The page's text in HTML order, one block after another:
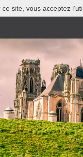
site, vous acceptez